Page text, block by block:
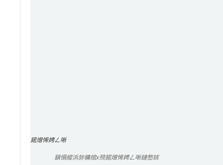
鍩熷悕娉ㄥ唽
鎻愪緵浜旀槦绾х殑鍩熷悕娉ㄥ唽鏈嶅姟